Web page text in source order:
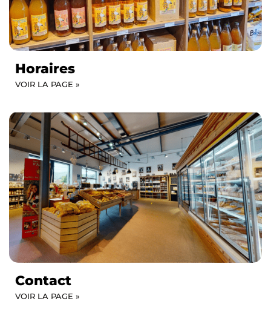
Horaires
VOIR LA PAGE »
Contact
VOIR LA PAGE »